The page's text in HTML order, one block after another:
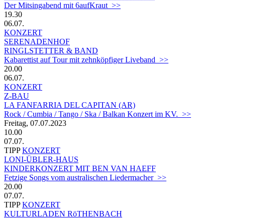
Der Mitsingabend mit 6aufKraut >>
19.30
06.07.
KONZERT
SERENADENHOF
RINGLSTETTER & BAND
Kabarettist auf Tour mit zehnköpfiger Liveband >>
20.00
06.07.
KONZERT
Z-BAU
LA FANFARRIA DEL CAPITAN (AR)
Rock / Cumbia / Tango / Ska / Balkan Konzert im KV. >>
Freitag, 07.07.2023
10.00
07.07.
TIPP KONZERT
LONI-ÜBLER-HAUS
KINDERKONZERT MIT BEN VAN HAEFF
Fetzige Songs vom australischen Liedermacher >>
20.00
07.07.
TIPP KONZERT
KULTURLADEN RöTHENBACH